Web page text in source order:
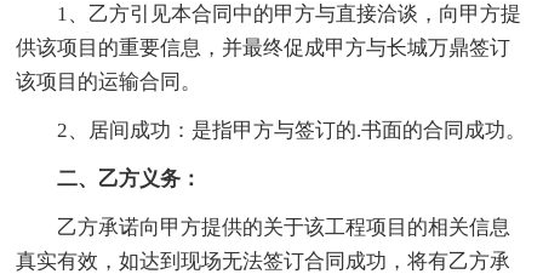
1、乙方引见本合同中的甲方与直接洽谈，向甲方提
供该项目的重要信息，并最终促成甲方与长城万鼎签订
该项目的运输合同。
2、居间成功：是指甲方与签订的.书面的合同成功。
二、乙方义务：
乙方承诺向甲方提供的关于该工程项目的相关信息
真实有效，如达到现场无法签订合同成功，将有乙方承